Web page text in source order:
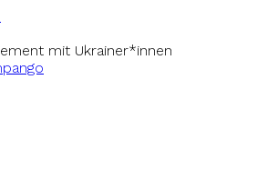
mit Ukrainer*innen